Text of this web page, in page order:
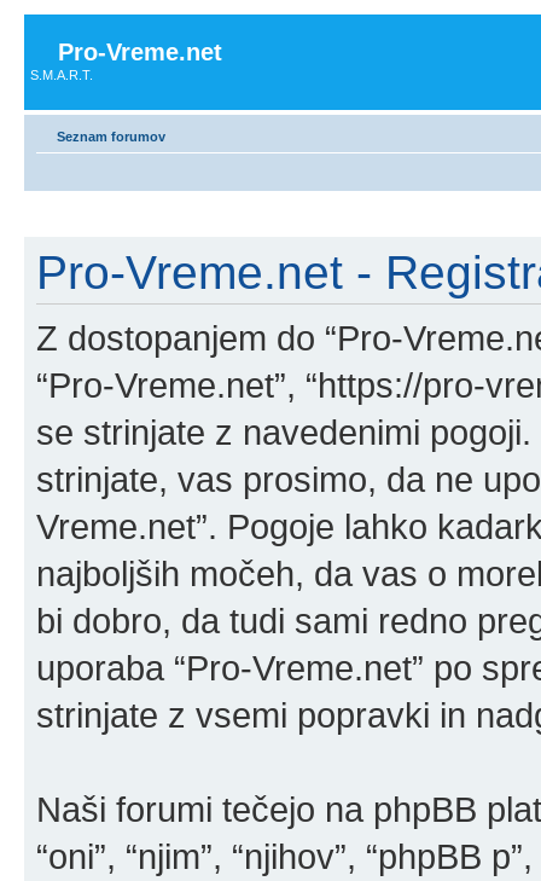
Pro-Vreme.net
S.M.A.R.T.
Seznam forumov
Pro-Vreme.net -
Z dostopanjem do “Pro-
“Pro-Vreme.net”, “https://pro-
se strinjate z navedenimi
strinjate, vas prosimo, da ne
Vreme.net”. Pogoje lahko
najboljših močeh, da vas o
bi dobro, da tudi sami redno
uporaba “Pro-Vreme.net” po
strinjate z vsemi popravki in
Naši forumi tečejo na phpBB
“oni”, “njim”, “njihov”, “phpBB